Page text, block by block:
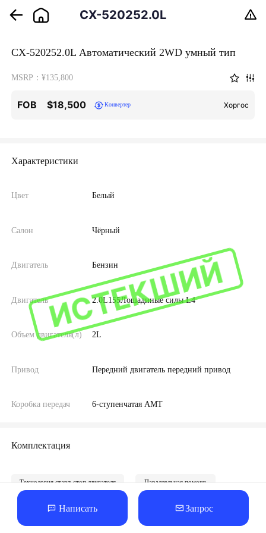
CX-520252.0L
Автоматический
ИСТЕКШИЙ
CX-520252.0L Автоматический 2WD умный тип
MSRP：¥135,800
FOB $18,500 Конвертер Хоргос
Характеристики
Цвет Белый
Салон Чёрный
Двигатель Бензин
Двигатель 2.0L155Лошадиные силы L4
Объем двигателя(л) 2L
Привод Передний двигатель передний привод
Коробка передач 6-ступенчатая АМТ
Комплектация
Технология старт-стоп двигателя Параллельная помощь
Написать Запрос